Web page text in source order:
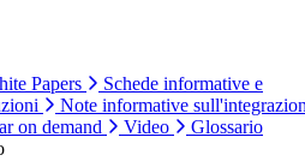
Papers
Schede informative e
Note informative
on demand Video
Glossario